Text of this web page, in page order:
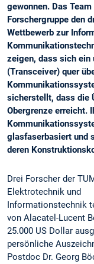
gewonnen. Das
Forschergruppe den
Wettbewerb zur
zeigen, dass sich ein
(Transceiver) quer
sicherstellt, dass die
Obergrenze erreicht.
glasfaserbasiert und
deren
Drei Forscher der
Elektrotechnik und
Informationstechnik
von Alacatel-Lucent
25.000 US Dollar
persönliche
Postdoc Dr. Georg